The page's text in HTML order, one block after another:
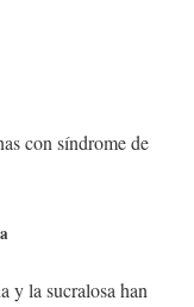
con síndrome de
y la sucralosa han